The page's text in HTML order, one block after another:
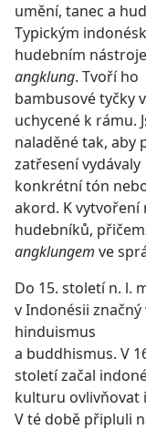
umění, tanec a
Typickým
hudebním
angklung. Tvoří ho
bambusové tyčky
uchycené k rámu.
naladěné tak, aby
zatřesení vydávaly
konkrétní tón
akord. K vytvoření
hudebníků,
angklungem ve
Do 15. století n. l.
v Indonésii značný
hinduismus
a buddhismus. V
století začal
kulturu ovlivňovat
V té době připluli